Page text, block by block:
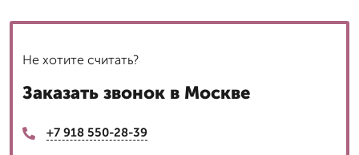
Не хотите считать?
Заказать звонок в Москве
+7 918 550-28-39